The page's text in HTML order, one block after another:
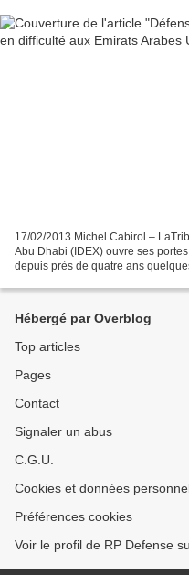
17/02/2013 Michel Cabirol –
Abu Dhabi (IDEX) ouvre ses
depuis près de quatre ans
Hébergé par Overblog
Top articles
Pages
Contact
Signaler un abus
C.G.U.
Cookies et données
Préférences cookies
Voir le profil de RP Defense